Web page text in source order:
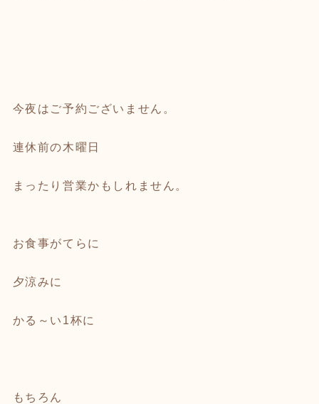
今夜はご予約ございません。
連休前の木曜日
まったり営業かもしれません。
お食事がてらに
夕涼みに
かる～い1杯に
もちろん